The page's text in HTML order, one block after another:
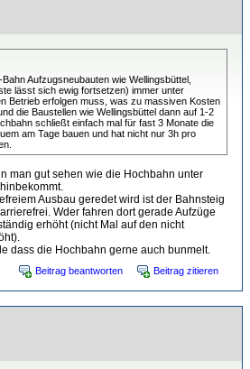
Aufzugsneubauten wie Wellingsbüttel,
lässt sich ewig fortsetzen) immer unter
Betrieb erfolgen muss, was zu massiven Kosten
die Baustellen wie Wellingsbüttel dann auf 1-2
schließt einfach mal für fast 3 Monate die
am Tage bauen und hat nicht nur 3h pro
man gut sehen wie die Hochbahn unter
Ausbau geredet wird ist der Bahnsteig
Wder fahren dort gerade Aufzüge
erhöht (nicht Mal auf den nicht
dass die Hochbahn gerne auch bunmelt.
Beitrag beantworten Beitrag zitieren